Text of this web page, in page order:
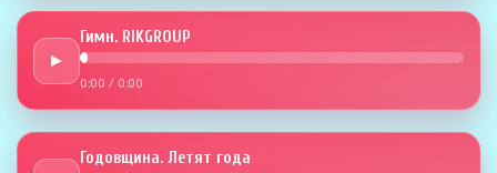
►
Гимн. RIKGROUP
0:00 / 0:00
Годовщина. Летят года